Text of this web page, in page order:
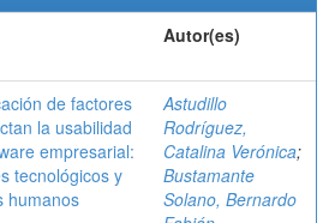
Autor(es)
de factores
la usabilidad
empresarial:
tecnológicos y
humanos
Astudillo
Rodríguez,
Catalina Verónica;
Bustamante
Solano, Bernardo